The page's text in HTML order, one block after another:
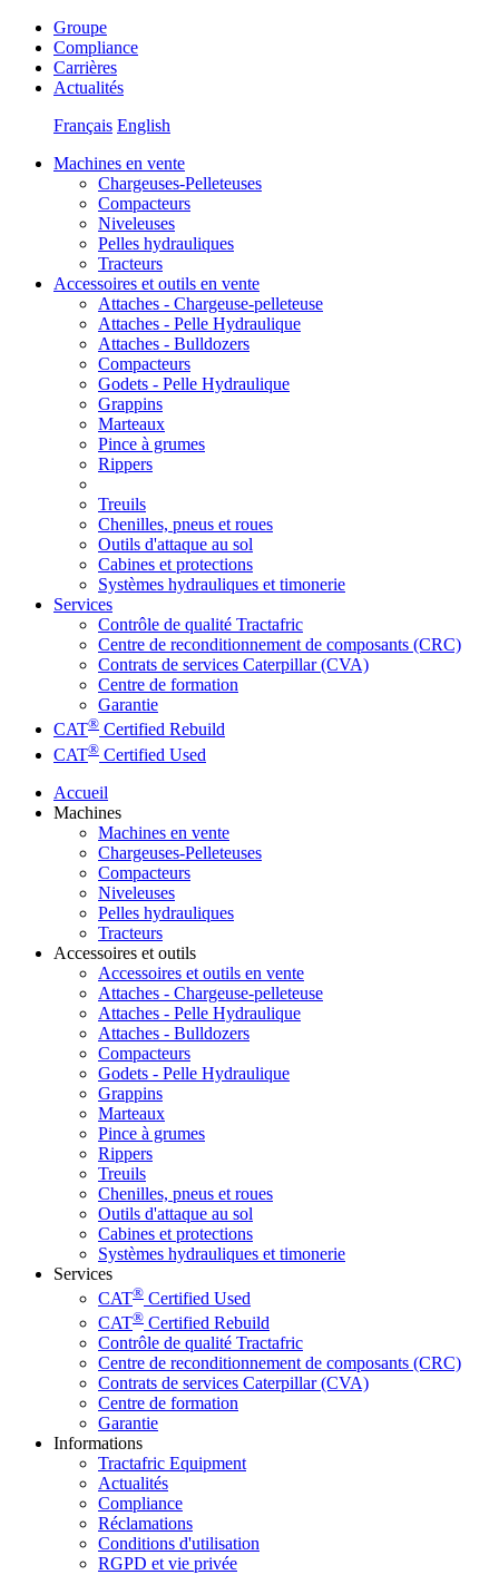
Groupe
Compliance
Carrières
Actualités
Français English
Machines en vente
Chargeuses-Pelleteuses
Compacteurs
Niveleuses
Pelles hydrauliques
Tracteurs
Accessoires et outils en vente
Attaches - Chargeuse-pelleteuse
Attaches - Pelle Hydraulique
Attaches - Bulldozers
Compacteurs
Godets - Pelle Hydraulique
Grappins
Marteaux
Pince à grumes
Rippers
Treuils
Chenilles, pneus et roues
Outils d'attaque au sol
Cabines et protections
Systèmes hydrauliques et timonerie
Services
Contrôle de qualité Tractafric
Centre de reconditionnement de composants (CRC)
Contrats de services Caterpillar (CVA)
Centre de formation
Garantie
CAT® Certified Rebuild
CAT® Certified Used
Accueil
Machines
Machines en vente
Chargeuses-Pelleteuses
Compacteurs
Niveleuses
Pelles hydrauliques
Tracteurs
Accessoires et outils
Accessoires et outils en vente
Attaches - Chargeuse-pelleteuse
Attaches - Pelle Hydraulique
Attaches - Bulldozers
Compacteurs
Godets - Pelle Hydraulique
Grappins
Marteaux
Pince à grumes
Rippers
Treuils
Chenilles, pneus et roues
Outils d'attaque au sol
Cabines et protections
Systèmes hydrauliques et timonerie
Services
CAT® Certified Used
CAT® Certified Rebuild
Contrôle de qualité Tractafric
Centre de reconditionnement de composants (CRC)
Contrats de services Caterpillar (CVA)
Centre de formation
Garantie
Informations
Tractafric Equipment
Actualités
Compliance
Réclamations
Conditions d'utilisation
RGPD et vie privée